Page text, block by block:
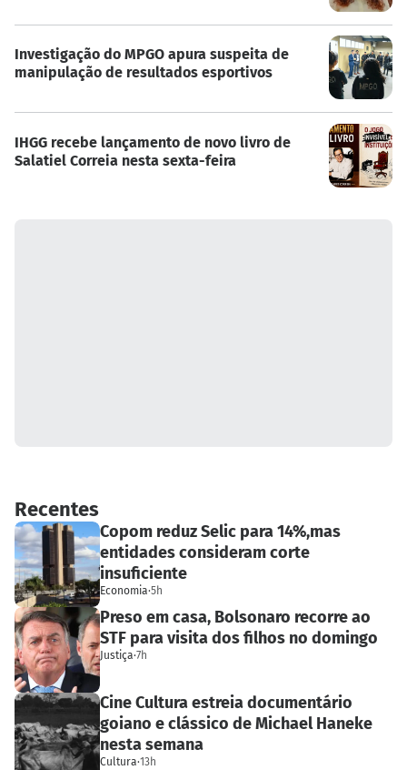
Investigação do MPGO apura suspeita de
manipulação de resultados esportivos
IHGG recebe lançamento de novo livro de
Salatiel Correia nesta sexta-feira
Recentes
Copom reduz Selic para 14%,mas
entidades consideram corte
insuficiente
Economia·5h
Preso em casa, Bolsonaro recorre ao
STF para visita dos filhos no domingo
Justiça·7h
Cine Cultura estreia documentário
goiano e clássico de Michael Haneke
nesta semana
Cultura·13h